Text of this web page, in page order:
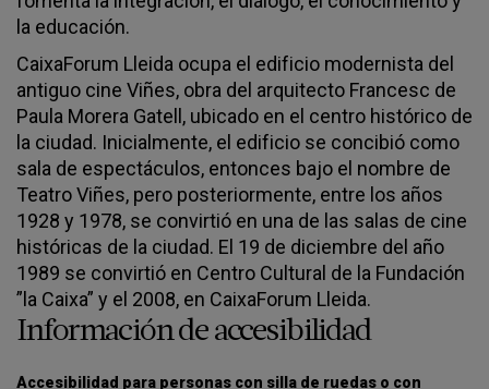
la educación.
CaixaForum Lleida ocupa el edificio modernista del
antiguo cine Viñes, obra del arquitecto Francesc de
Paula Morera Gatell, ubicado en el centro histórico de
la ciudad. Inicialmente, el edificio se concibió como
sala de espectáculos, entonces bajo el nombre de
Teatro Viñes, pero posteriormente, entre los años
1928 y 1978, se convirtió en una de las salas de cine
históricas de la ciudad. El 19 de diciembre del año
1989 se convirtió en Centro Cultural de la Fundación
”la Caixa” y el 2008, en CaixaForum Lleida.
Información de accesibilidad
Accesibilidad para personas con silla de ruedas o con